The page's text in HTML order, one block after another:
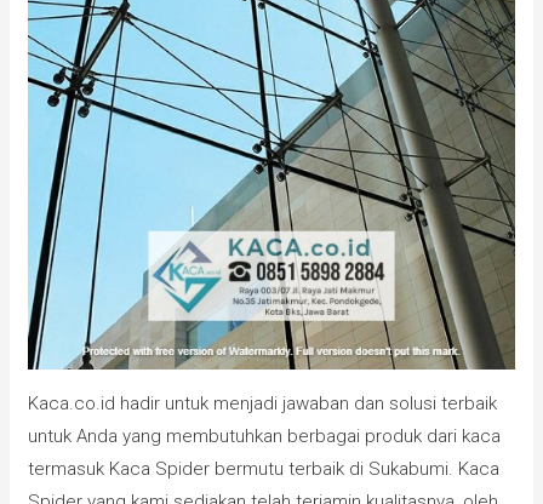
Kaca.co.id hadir untuk menjadi jawaban dan solusi terbaik
untuk Anda yang membutuhkan berbagai produk dari kaca
termasuk Kaca Spider bermutu terbaik di Sukabumi. Kaca